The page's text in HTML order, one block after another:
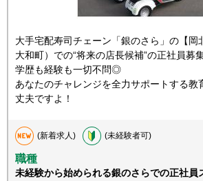
大手宅配寿司チェーン「銀のさら」の【岡
大和町）での“将来の店長候補”の正社員募
学歴も経験も一切不問◎
あなたのチャレンジを全力サポートする教
丈夫ですよ！
(新着求人) (未経験者可)
職種
未経験から始められる銀のさらでの正社員